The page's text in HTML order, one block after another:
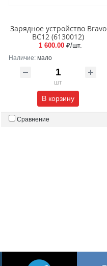
Зарядное устройство Bravo
ВС12 (6130012)
1 600.00 ₽/шт.
Наличие: мало
шт
В корзину
Сравнение